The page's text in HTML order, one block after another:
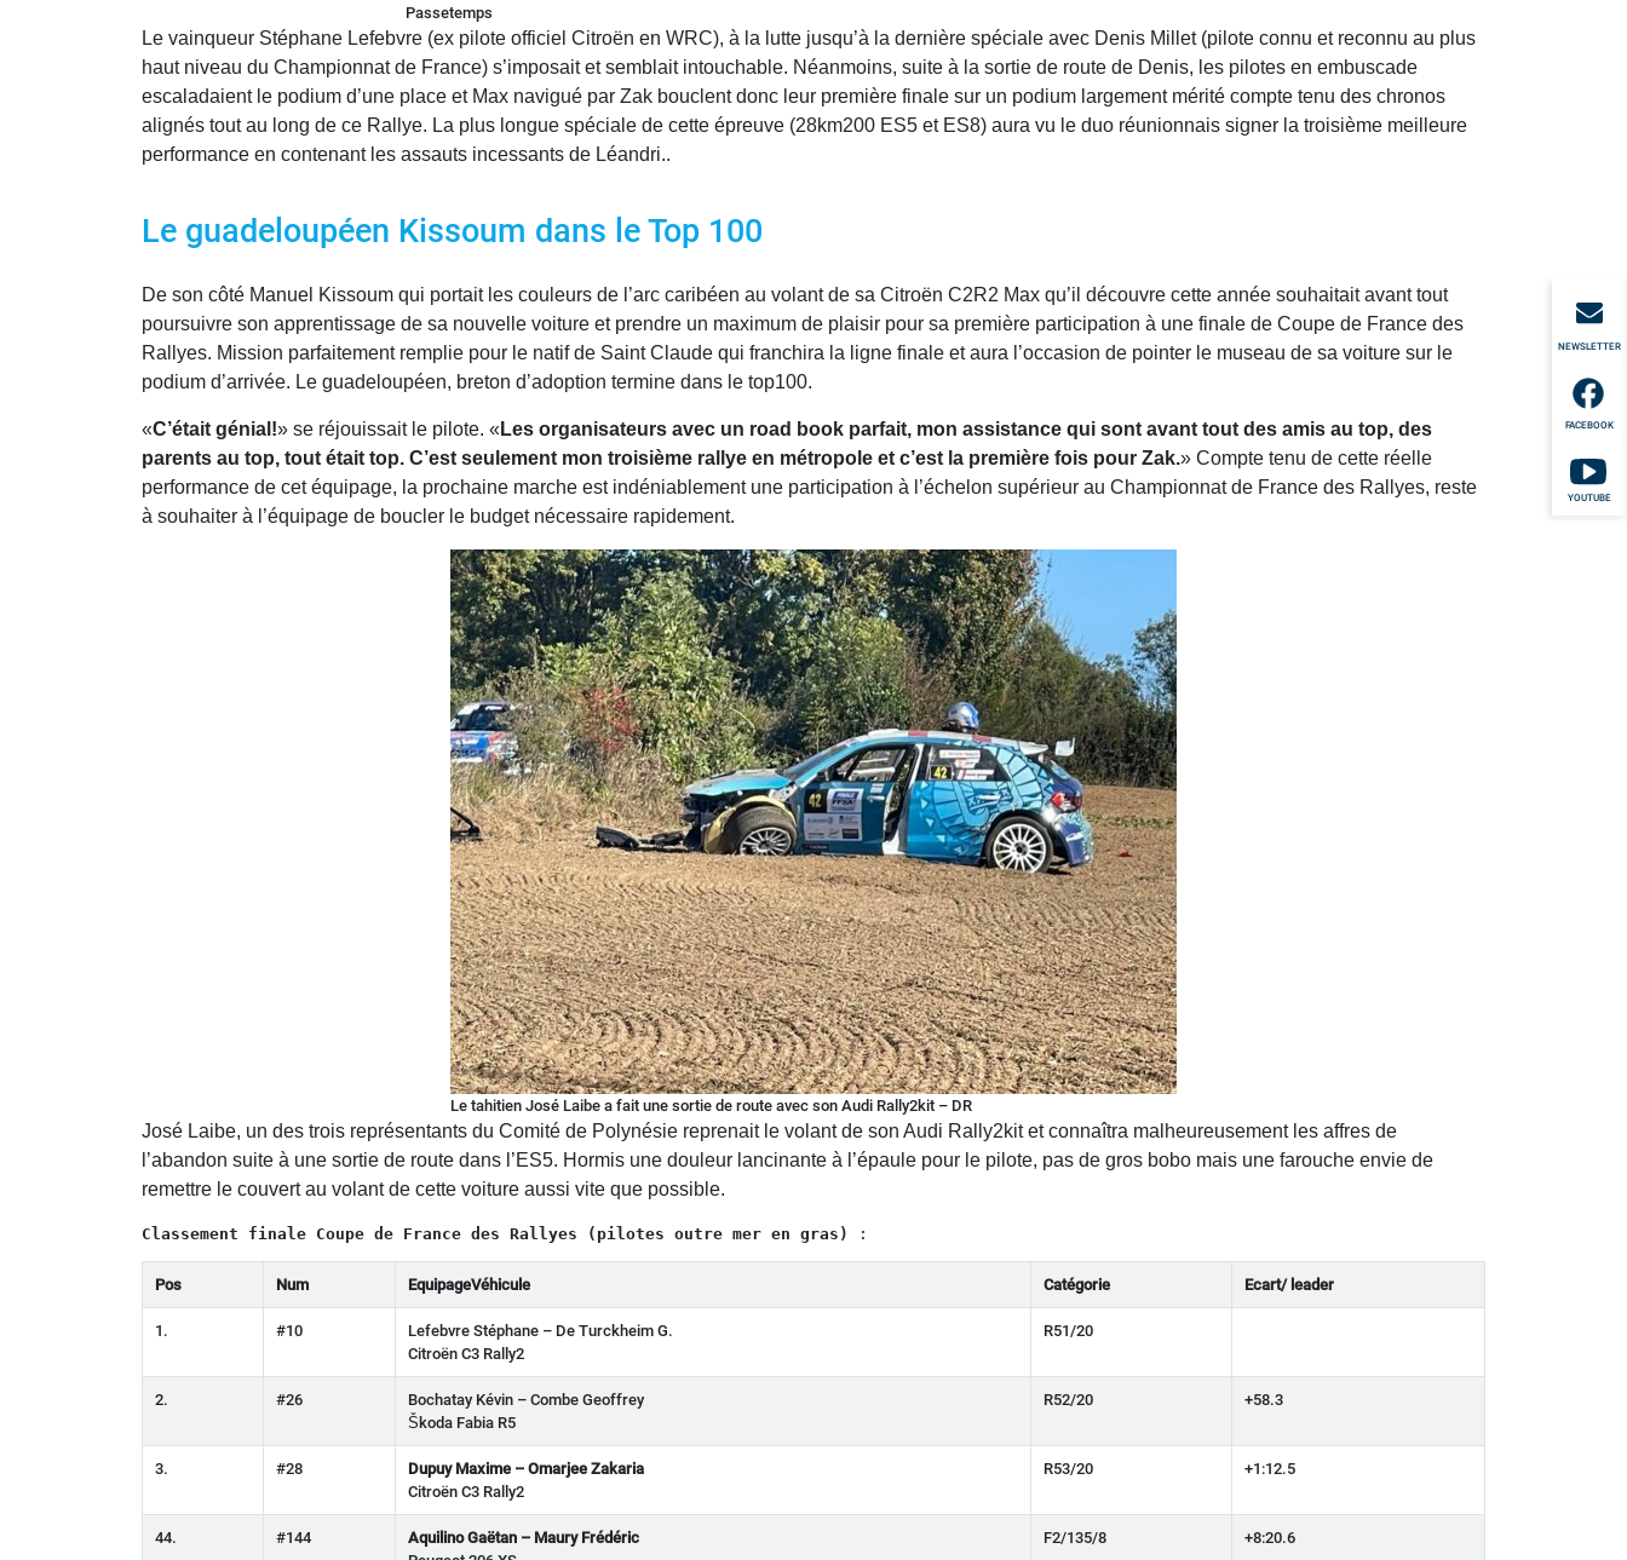
NEWSLETTER
FACEBOOK
YOUTUBE
Passetemps
Le vainqueur Stéphane Lefebvre (ex pilote officiel Citroën en WRC), à la lutte jusqu’à la dernière spéciale avec Denis Millet (pilote connu et reconnu au plus
haut niveau du Championnat de France) s’imposait et semblait intouchable. Néanmoins, suite à la sortie de route de Denis, les pilotes en embuscade
escaladaient le podium d’une place et Max navigué par Zak bouclent donc leur première finale sur un podium largement mérité compte tenu des chronos
alignés tout au long de ce Rallye. La plus longue spéciale de cette épreuve (28km200 ES5 et ES8) aura vu le duo réunionnais signer la troisième meilleure
performance en contenant les assauts incessants de Léandri..
Le guadeloupéen Kissoum dans le Top 100
De son côté Manuel Kissoum qui portait les couleurs de l’arc caribéen au volant de sa Citroën C2R2 Max qu’il découvre cette année souhaitait avant tout
poursuivre son apprentissage de sa nouvelle voiture et prendre un maximum de plaisir pour sa première participation à une finale de Coupe de France des
Rallyes. Mission parfaitement remplie pour le natif de Saint Claude qui franchira la ligne finale et aura l’occasion de pointer le museau de sa voiture sur le
podium d’arrivée. Le guadeloupéen, breton d’adoption termine dans le top100.
«C’était génial!» se réjouissait le pilote. « Les organisateurs avec un road book parfait, mon assistance qui sont avant tout des amis au top, des
parents au top, tout était top. C’est seulement mon troisième rallye en métropole et c’est la première fois pour Zak.» Compte tenu de cette réelle
performance de cet équipage, la prochaine marche est indéniablement une participation à l’échelon supérieur au Championnat de France des Rallyes, reste
à souhaiter à l’équipage de boucler le budget nécessaire rapidement.
Le tahitien José Laibe a fait une sortie de route avec son Audi Rally2kit – DR
José Laibe, un des trois représentants du Comité de Polynésie reprenait le volant de son Audi Rally2kit et connaîtra malheureusement les affres de
l’abandon suite à une sortie de route dans l’ES5. Hormis une douleur lancinante à l’épaule pour le pilote, pas de gros bobo mais une farouche envie de
remettre le couvert au volant de cette voiture aussi vite que possible.
Classement finale Coupe de France des Rallyes (pilotes outre mer en gras) :
Pos Num EquipageVéhicule Catégorie Ecart/ leader
1. #10
Lefebvre Stéphane – De Turckheim G.
Citroën C3 Rally2
R51/20
2. #26
Bochatay Kévin – Combe Geoffrey
Škoda Fabia R5
R52/20 +58.3
3. #28
Dupuy Maxime – Omarjee Zakaria
Citroën C3 Rally2
R53/20 +1:12.5
44. #144
Aquilino Gaëtan – Maury Frédéric
F2/135/8 +8:20.6